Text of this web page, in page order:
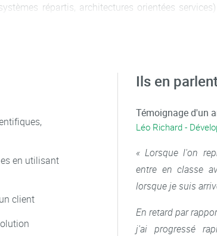
répartis, architectures orientées
en utilisant
client
Ils en
Témoignage d'un
Léo Richard -
« Lorsque l'on
entre en classe
lorsque je suis
En retard par
j'ai progressé